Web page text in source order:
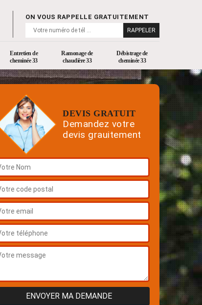
ON VOUS RAPPELLE GRATUITEMENT
Entretien de
cheminée 33
Ramonage de
chaudière 33
Débistrage de
cheminée 33
DEVIS GRATUIT
Demandez votre
devis grauitement